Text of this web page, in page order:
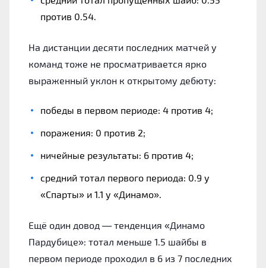
против 0.54.
На дистанции десяти последних матчей у
команд тоже не просматривается ярко
выраженный уклон к открытому дебюту:
победы в первом периоде: 4 против 4;
поражения: 0 против 2;
ничейные результаты: 6 против 4;
средний тотал первого периода: 0.9 у
«Спарты» и 1.1 у «Динамо».
Ещё один довод — тенденция «Динамо
Пардубице»: тотал меньше 1.5 шайбы в
первом периоде проходил в 6 из 7 последних